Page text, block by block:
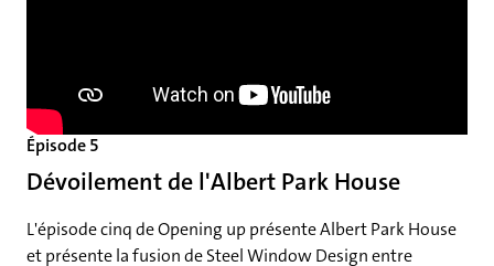
Épisode 5
Dévoilement de l'Albert Park House
L'épisode cinq de Opening up présente Albert Park House
et présente la fusion de Steel Window Design entre